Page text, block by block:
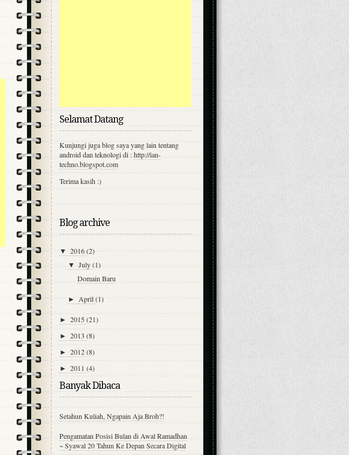
Selamat Datang
Kunjungi juga blog saya yang lain tentang
android dan teknologi di :http://ian-
techno.blogspot.com
Terima kasih :)
Blog archive
▼ 2016(2)
▼July(1)
Domain Baru
► April(1)
► 2015(21)
► 2013 (8)
► 2012(8)
► 2011 (4)
Banyak Dibaca
Setahun Kuliah, Ngapain Aja Broh?!
Pengamatan Posisi Bulan di Awal Ramadhan
~ Syawal 20 Tahun Ke Depan Secara Digital